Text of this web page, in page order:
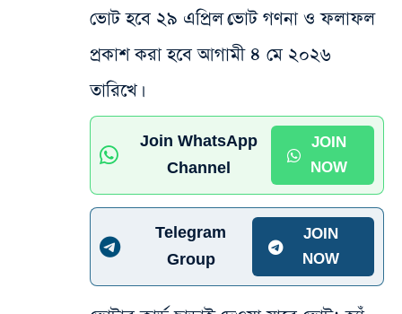
ভোট হবে ২৯ এপ্রিল।ভোট গণনা ও ফলাফল
প্রকাশ করা হবে আগামী ৪ মে ২০২৬
তারিখে।
Join WhatsApp
Channel
JOIN
NOW
Telegram
Group
JOIN
NOW